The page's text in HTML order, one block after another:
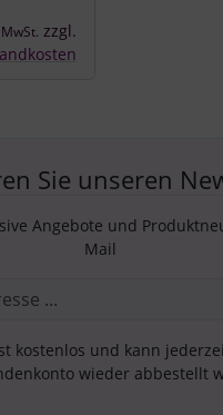
zzgl.
Sie unseren
Angebote und
Mail
kostenlos und kann
wieder abbestellt